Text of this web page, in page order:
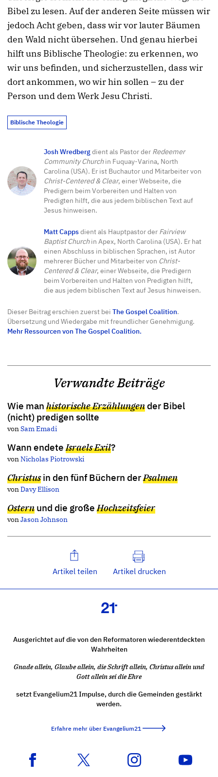
Bibel zu lesen. Auf der anderen Seite müssen wir
jedoch Acht geben, dass wir vor lauter Bäumen
den Wald nicht übersehen. Und genau hierbei
hilft uns Biblische Theologie: zu erkennen, wo
wir uns befinden, und sicherzustellen, dass wir
dort ankommen, wo wir hin sollen – zu der
Person und dem Werk Jesu Christi.
Biblische Theologie
Josh Wredbergdient als Pastor der Redeemer
Community Churchin Fuquay-Varina, North
Carolina (USA). Er ist Buchautor und Mitarbeiter von
Christ-Centered & Clear, einer Webseite, die
Predigern beim Vorbereiten und Halten von
Predigten hilft, die aus jedem biblischen Text auf
Jesus hinweisen.
Matt Cappsdient als Hauptpastor der Fairview
Baptist Churchin Apex, North Carolina (USA). Er hat
einen Abschluss in biblischen Sprachen, ist Autor
mehrerer Bücher und Mitarbeiter von Christ-
Centered & Clear, einer Webseite, die Predigern
beim Vorbereiten und Halten von Predigten hilft,
die aus jedem biblischen Text auf Jesus hinweisen.
Dieser Beitrag erschien zuerst bei The Gospel Coalition.
Übersetzung und Wiedergabe mit freundlicher Genehmigung.
Mehr Ressourcen von The Gospel Coalition.
Verwandte Beiträge
Wie man historische Erzählungen der Bibel
(nicht) predigen sollte
vonSam Emadi
Wann endeteIsraels Exil?
vonNicholas Piotrowski
Christusin den fünf Büchern derPsalmen
vonDavy Ellison
Ostern und die großeHochzeitsfeier
vonJason Johnson
Artikel teilen Artikel drucken
Ausgerichtet auf die von den Reformatoren wiederentdeckten
Wahrheiten
Gnade allein, Glaube allein, die Schrift allein, Christus allein und
Gott allein sei die Ehre
setzt Evangelium21 Impulse, durch die Gemeinden gestärkt
werden.
Erfahre mehr über Evangelium21